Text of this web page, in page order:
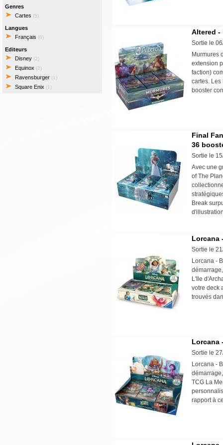
Genres
Cartes (5)
Langues
Français (6)
Editeurs
Disney (2)
Equinox (2)
Ravensburger (1)
Square Enix (1)
Altered -
Sortie le
Murmures
extension
faction)
cartes. Les
booster
Final
36
Sortie le
Avec une
of The
Break
Lorcana
Sortie le
Lorcana -
L'Ile
votre deck
trouvés
Lorcana
Sortie le
Lorcana -
TCG La
rapport à